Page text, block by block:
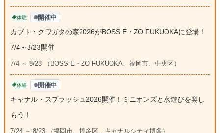
体験 開催中
カブト・クワガタの森2026がBOSS E・ZO FUKUOKAに登場！
7/4～8/23開催
7/4 ～ 8/23 （BOSS E・ZO FUKUOKA、福岡市、中央区）
体験 開催中
キャナル・スプラッシュ2026開催！ミニオンズと水遊びを楽し
もう！
7/24 ～ 8/23 （福岡市、博多区、キャナルシティ博多）